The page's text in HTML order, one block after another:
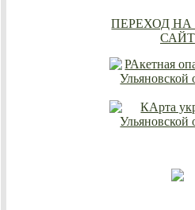
ПЕРЕХОД
САЙТ